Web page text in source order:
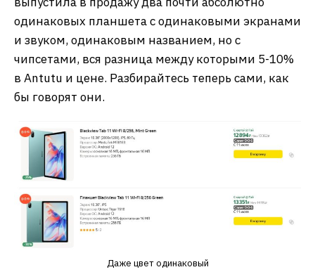
одинаковых планшета с одинаковыми экранами
и звуком, одинаковым названием, но с
чипсетами, вся разница между которыми 5-10%
в Antutu и цене. Разбирайтесь теперь сами, как
бы говорят они.
Даже цвет одинаковый